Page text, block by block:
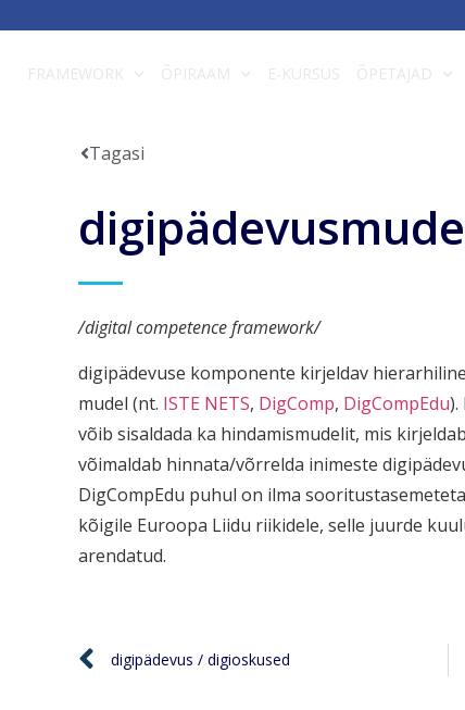
FRAMEWORK ÕPIRAAM E-KURSUS ÕPETAJAD
Tagasi
/digital competence framework/
digipädevuse komponente kirjeldav
mudel (nt. ISTE NETS, DigComp, DigCompEdu).
võib sisaldada ka hindamismudelit, mis
võimaldab hinnata/võrrelda inimeste
DigCompEdu puhul on ilma
kõigile Euroopa Liidu riikidele, selle juurde
arendatud.
digipädevus / digioskused